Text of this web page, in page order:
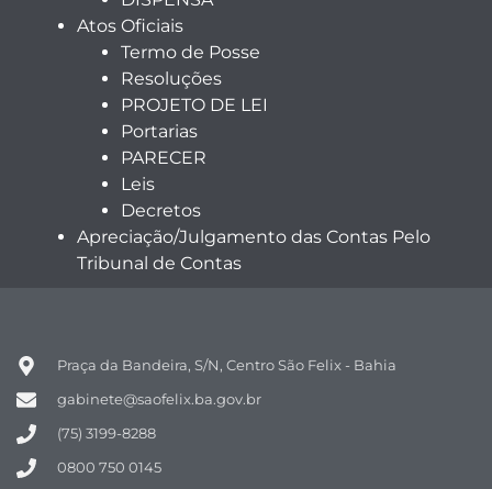
Atos Oficiais
Termo de Posse
Resoluções
PROJETO DE LEI
Portarias
PARECER
Leis
Decretos
Apreciação/Julgamento das Contas Pelo
Tribunal de Contas
Praça da Bandeira, S/N, Centro São Felix - Bahia
gabinete@saofelix.ba.gov.br
(75) 3199-8288
0800 750 0145